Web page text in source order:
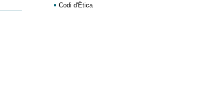
Codi d'Ètica